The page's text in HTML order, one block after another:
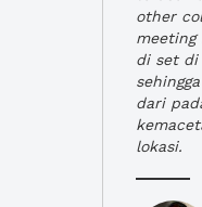
other
meeting
di set di
dari
lokasi.